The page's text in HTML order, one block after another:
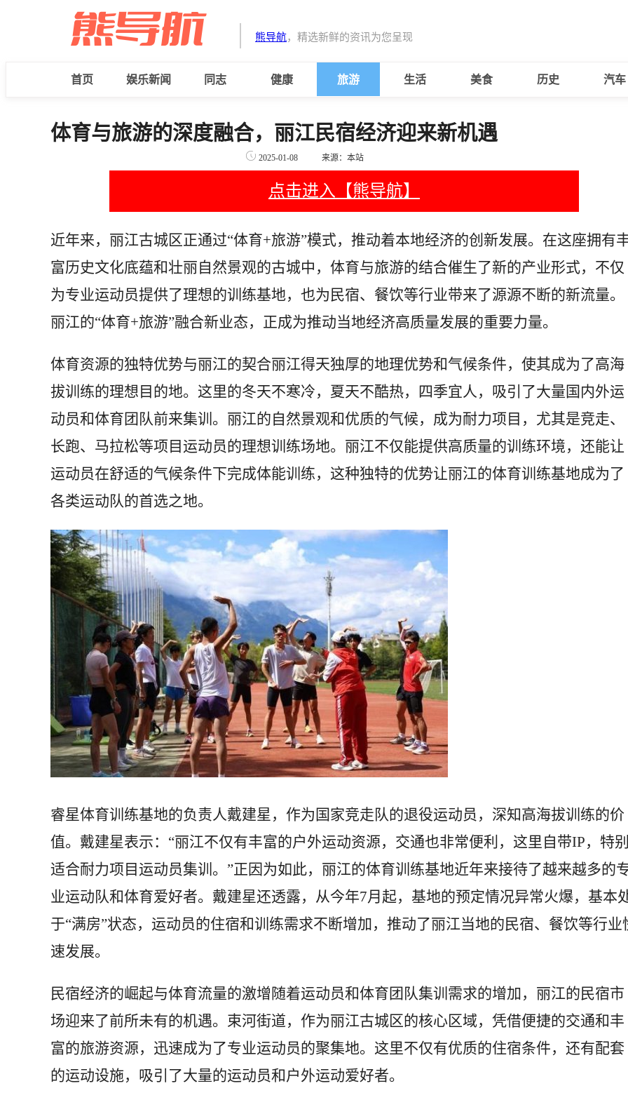
熊导航，精选新鲜的资讯为您呈现
首页 娱乐新闻 同志 健康 旅游 生活 美食 历史 汽车
体育与旅游的深度融合，丽江民宿经济迎来新机遇
2025-01-08 来源：本站
点击进入【熊导航】
近年来，丽江古城区正通过“体育+旅游”模式，推动着本地经济的创新发展。在这座拥有
富历史文化底蕴和壮丽自然景观的古城中，体育与旅游的结合催生了新的产业形式，不仅
为专业运动员提供了理想的训练基地，也为民宿、餐饮等行业带来了源源不断的新流量。
丽江的“体育+旅游”融合新业态，正成为推动当地经济高质量发展的重要力量。
体育资源的独特优势与丽江的契合丽江得天独厚的地理优势和气候条件，使其成为了高海
拔训练的理想目的地。这里的冬天不寒冷，夏天不酷热，四季宜人，吸引了大量国内外运
动员和体育团队前来集训。丽江的自然景观和优质的气候，成为耐力项目，尤其是竞走、
长跑、马拉松等项目运动员的理想训练场地。丽江不仅能提供高质量的训练环境，还能让
运动员在舒适的气候条件下完成体能训练，这种独特的优势让丽江的体育训练基地成为了
各类运动队的首选之地。
睿星体育训练基地的负责人戴建星，作为国家竞走队的退役运动员，深知高海拔训练的价
值。戴建星表示：“丽江不仅有丰富的户外运动资源，交通也非常便利，这里自带IP，特
适合耐力项目运动员集训。”正因为如此，丽江的体育训练基地近年来接待了越来越多的
业运动队和体育爱好者。戴建星还透露，从今年7月起，基地的预定情况异常火爆，基本
于“满房”状态，运动员的住宿和训练需求不断增加，推动了丽江当地的民宿、餐饮等行业
速发展。
民宿经济的崛起与体育流量的激增随着运动员和体育团队集训需求的增加，丽江的民宿市
场迎来了前所未有的机遇。束河街道，作为丽江古城区的核心区域，凭借便捷的交通和丰
富的旅游资源，迅速成为了专业运动员的聚集地。这里不仅有优质的住宿条件，还有配套
的运动设施，吸引了大量的运动员和户外运动爱好者。